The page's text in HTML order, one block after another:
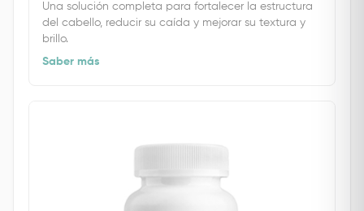
Una solución completa para fortalecer la estructura
del cabello, reducir su caída y mejorar su textura y
brillo.
Saber más